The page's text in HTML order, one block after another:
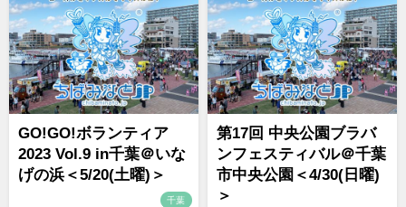
GO!GO!ボランティア
2023 Vol.9 in千葉＠いな
げの浜＜5/20(土曜)＞
千葉
第17回 中央公園ブラバ
ンフェスティバル＠千葉
市中央公園＜4/30(日曜)
＞